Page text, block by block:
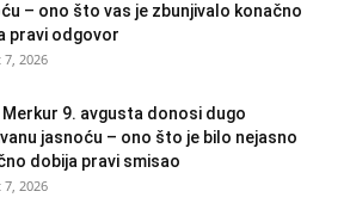
– ono što vas je zbunjivalo konačno
pravi odgovor
2026
Merkur 9. avgusta donosi dugo
jasnoću – ono što je bilo nejasno
dobija pravi smisao
2026